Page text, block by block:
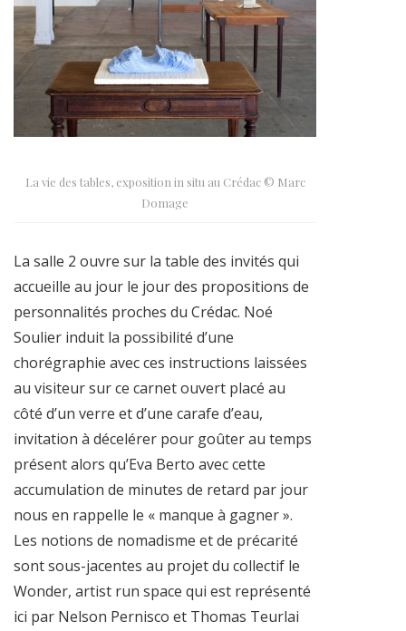
La vie des tables, exposition in situ au Crédac © Marc
Domage
La salle 2 ouvre sur la table des invités qui
accueille au jour le jour des propositions de
personnalités proches du Crédac. Noé
Soulier induit la possibilité d’une
chorégraphie avec ces instructions laissées
au visiteur sur ce carnet ouvert placé au
côté d’un verre et d’une carafe d’eau,
invitation à décelérer pour goûter au temps
présent alors qu’Eva Berto avec cette
accumulation de minutes de retard par jour
nous en rappelle le « manque à gagner ».
Les notions de nomadisme et de précarité
sont sous-jacentes au projet du collectif le
Wonder, artist run space qui est représenté
ici par Nelson Pernisco et Thomas Teurlai